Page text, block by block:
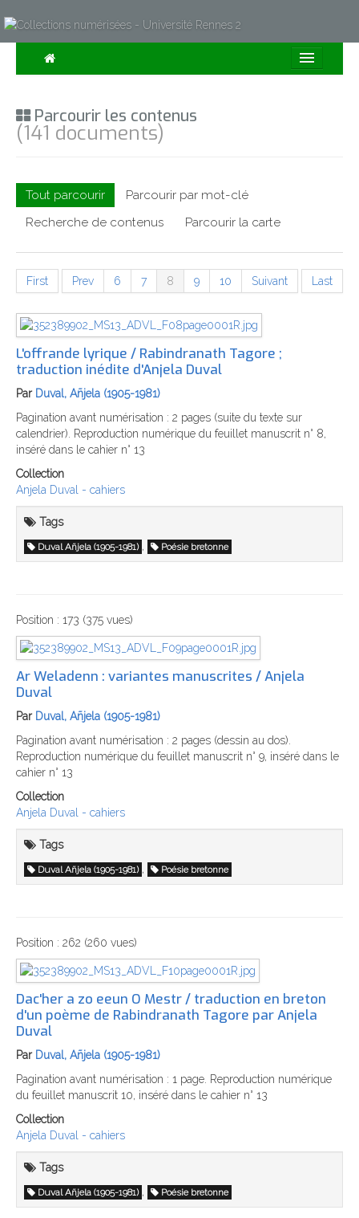
Collections
Expositions
À propos
Recherche avancée
Parcourir les contenus
(141 documents)
Tout parcourir
Parcourir par mot-clé
Recherche de contenus
Parcourir la carte
First Prev 6 7 8 9 10 Suivant Last
L'offrande lyrique / Rabindranath Tagore ;
traduction inédite d'Anjela Duval
Par Duval, Añjela (1905-1981)
Pagination avant numérisation : 2 pages (suite du texte sur
calendrier). Reproduction numérique du feuillet manuscrit n° 8,
inséré dans le cahier n° 13
Collection
Anjela Duval - cahiers
Tags
Duval Añjela (1905-1981) , Poésie bretonne
Position : 173 (375 vues)
Ar Weladenn : variantes manuscrites / Anjela
Duval
Par Duval, Añjela (1905-1981)
Pagination avant numérisation : 2 pages (dessin au dos).
Reproduction numérique du feuillet manuscrit n° 9, inséré dans le
cahier n° 13
Collection
Anjela Duval - cahiers
Tags
Duval Añjela (1905-1981) , Poésie bretonne
Position : 262 (260 vues)
Dac'her a zo eeun O Mestr / traduction en breton
d'un poème de Rabindranath Tagore par Anjela
Duval
Par Duval, Añjela (1905-1981)
Pagination avant numérisation : 1 page. Reproduction numérique
du feuillet manuscrit 10, inséré dans le cahier n° 13
Collection
Anjela Duval - cahiers
Tags
Duval Añjela (1905-1981) , Poésie bretonne